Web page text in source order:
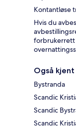
Kontantløse
Hvis du
forbrukerrett
Også kjent
Bystranda
Scandic
Scandic
Scandic